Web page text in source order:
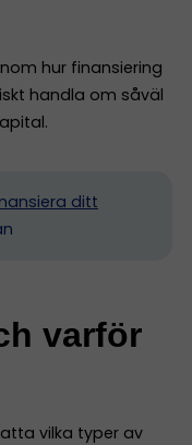
hur finansiering
handla om såväl
ditt
varför
vilka typer av